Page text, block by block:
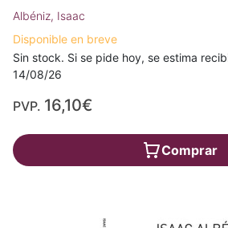
Albéniz, Isaac
Disponible en breve
Sin stock. Si se pide hoy, se estima
14/08/26
PVP. 16,10€
Comprar